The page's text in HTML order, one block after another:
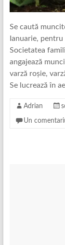
Se caută
Ianuarie,
Societatea
angajează
varză roșie,
Se lucrează în
Adrian
Un